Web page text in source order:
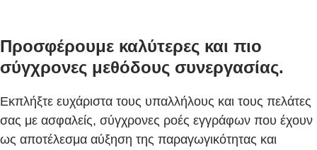
Προσφέρουμε καλύτερες και πιο
σύγχρονες μεθόδους συνεργασίας.
Εκπλήξτε ευχάριστα τους υπαλλήλους και τους πελάτες
σας με ασφαλείς, σύγχρονες ροές εγγράφων που έχουν
ως αποτέλεσμα αύξηση της παραγωγικότητας και